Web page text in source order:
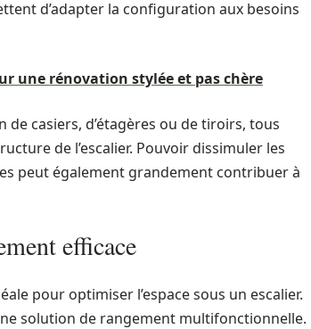
d’adapter la configuration aux besoins
une rénovation stylée et pas chère
casiers, d’étagères ou de tiroirs, tous
de l’escalier. Pouvoir dissimuler les
peut également grandement contribuer à
efficace
pour optimiser l’espace sous un escalier.
solution de rangement multifonctionnelle.